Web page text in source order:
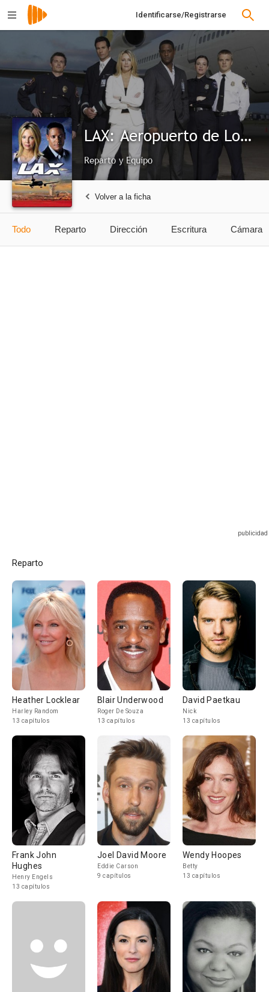
Identificarse/Registrarse
LAX: Aeropuerto de Los Angeles
Reparto y Equipo
Volver a la ficha
Todo Reparto Dirección Escritura Cámara
Reparto
Heather Locklear
Harley Random
13 capítulos
Blair Underwood
Roger De Souza
13 capítulos
David Paetkau
Nick
13 capítulos
Frank John
Hughes
Henry Engels
13 capítulos
Joel David Moore
Eddie Carson
9 capítulos
Wendy Hoopes
Betty
13 capítulos